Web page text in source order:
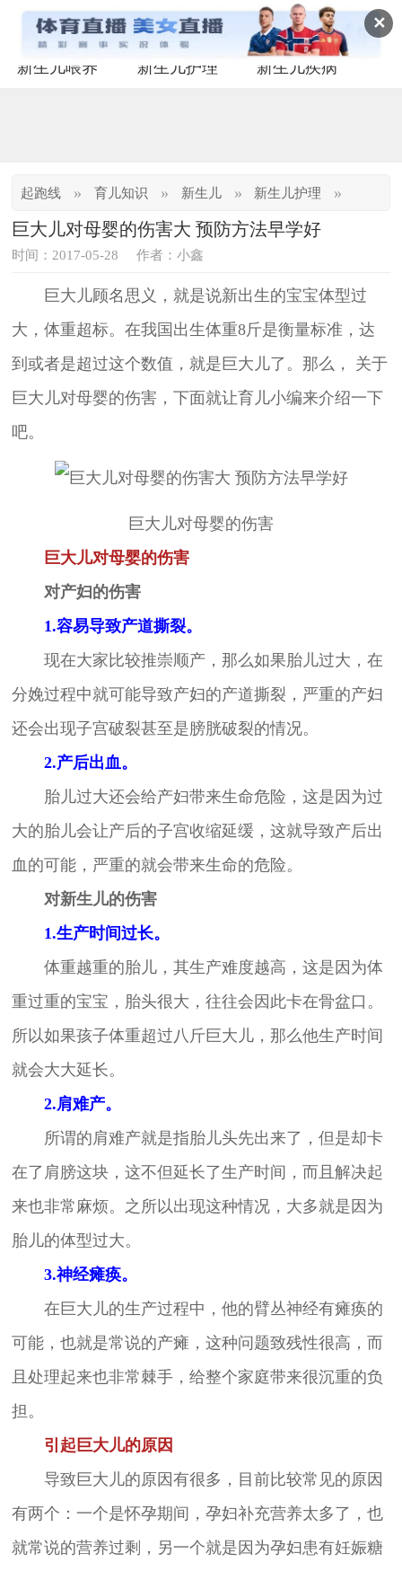
✕
新生儿喂养 新生儿护理 新生儿疾病
起跑线 » 育儿知识 » 新生儿 » 新生儿护理 »
巨大儿对母婴的伤害大 预防方法早学好
时间：2017-05-28 作者：小鑫
巨大儿顾名思义，就是说新出生的宝宝体型过
大，体重超标。在我国出生体重8斤是衡量标准，达
到或者是超过这个数值，就是巨大儿了。那么， 关于
巨大儿对母婴的伤害，下面就让育儿小编来介绍一下
吧。
巨大儿对母婴的伤害
巨大儿对母婴的伤害
对产妇的伤害
1.容易导致产道撕裂。
现在大家比较推崇顺产，那么如果胎儿过大，在
分娩过程中就可能导致产妇的产道撕裂，严重的产妇
还会出现子宫破裂甚至是膀胱破裂的情况。
2.产后出血。
胎儿过大还会给产妇带来生命危险，这是因为过
大的胎儿会让产后的子宫收缩延缓，这就导致产后出
血的可能，严重的就会带来生命的危险。
对新生儿的伤害
1.生产时间过长。
体重越重的胎儿，其生产难度越高，这是因为体
重过重的宝宝，胎头很大，往往会因此卡在骨盆口。
所以如果孩子体重超过八斤巨大儿，那么他生产时间
就会大大延长。
2.肩难产。
所谓的肩难产就是指胎儿头先出来了，但是却卡
在了肩膀这块，这不但延长了生产时间，而且解决起
来也非常麻烦。之所以出现这种情况，大多就是因为
胎儿的体型过大。
3.神经瘫痪。
在巨大儿的生产过程中，他的臂丛神经有瘫痪的
可能，也就是常说的产瘫，这种问题致残性很高，而
且处理起来也非常棘手，给整个家庭带来很沉重的负
担。
引起巨大儿的原因
导致巨大儿的原因有很多，目前比较常见的原因
有两个：一个是怀孕期间，孕妇补充营养太多了，也
就常说的营养过剩，另一个就是因为孕妇患有妊娠糖